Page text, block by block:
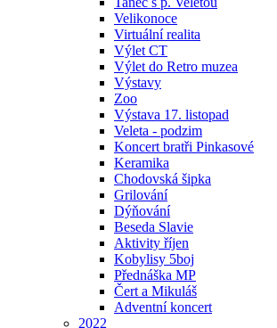
Velikonoce
Virtuální realita
Výlet CT
Výlet do Retro muzea
Výstavy
Zoo
Výstava 17. listopad
Veleta - podzim
Koncert bratři Pinkasové
Keramika
Chodovská šipka
Grilování
Dýňování
Beseda Slavie
Aktivity říjen
Kobylisy 5boj
Přednáška MP
Čert a Mikuláš
Adventní koncert
2022